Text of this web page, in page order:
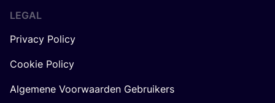
LEGAL
Privacy Policy
Cookie Policy
Algemene Voorwaarden Gebruikers